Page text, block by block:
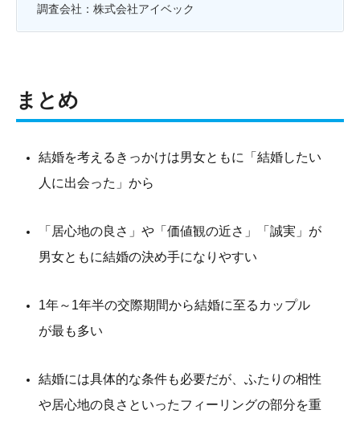
調査会社：株式会社アイベック
まとめ
結婚を考えるきっかけは男女ともに「結婚したい
人に出会った」から
「居心地の良さ」や「価値観の近さ」「誠実」が
男女ともに結婚の決め手になりやすい
1年～1年半の交際期間から結婚に至るカップル
が最も多い
結婚には具体的な条件も必要だが、ふたりの相性
や居心地の良さといったフィーリングの部分を重